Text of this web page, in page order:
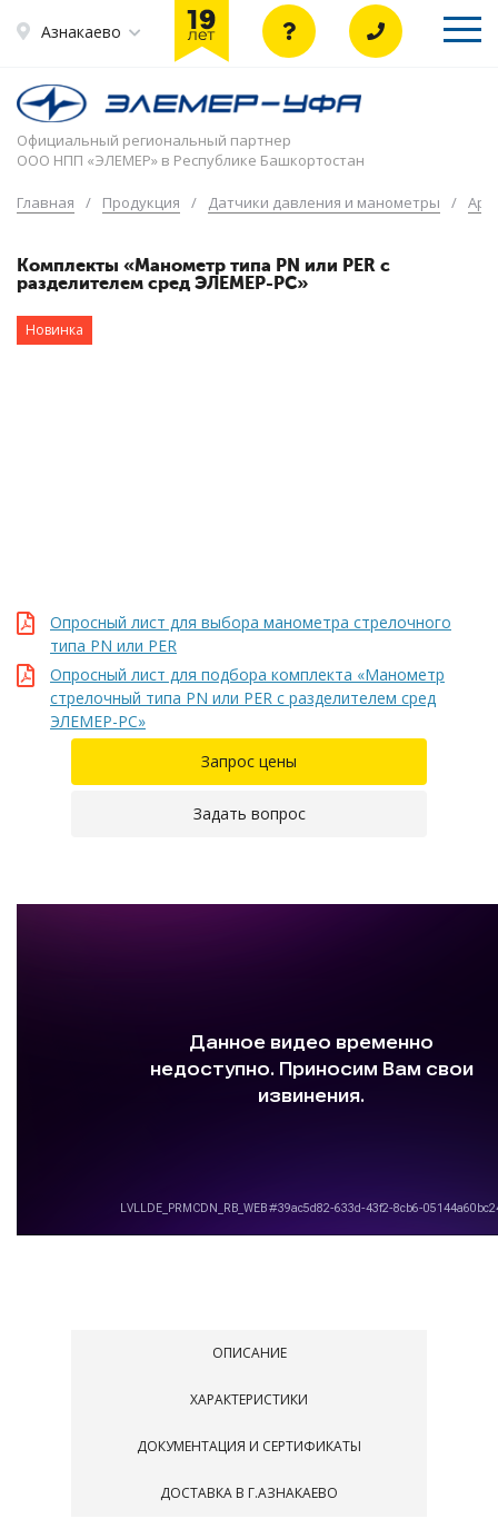
Азнакаево
Официальный региональный партнер
ООО НПП «ЭЛЕМЕР» в Республике Башкортостан
Главная / Продукция / Датчики давления и манометры /
Комплекты «Манометр типа PN или PER с
разделителем сред ЭЛЕМЕР-РС»
Новинка
Опросный лист для выбора манометра стрелочного
типа PN или PER
Опросный лист для подбора комплекта «Манометр
стрелочный типа PN или PER с разделителем сред
ЭЛЕМЕР-РС»
Запрос цены
Задать вопрос
ОПИСАНИЕ
ХАРАКТЕРИСТИКИ
ДОКУМЕНТАЦИЯ И СЕРТИФИКАТЫ
ДОСТАВКА В Г.АЗНАКАЕВО